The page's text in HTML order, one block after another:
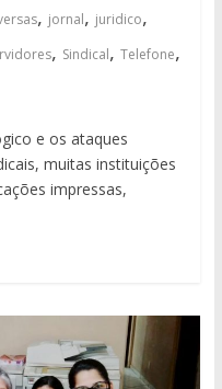
, jornal, juridico,
, Sindical, Telefone,
e os ataques
muitas instituições
impressas,